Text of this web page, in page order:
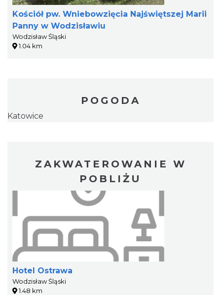
Kościół pw. Wniebowzięcia Najświętszej Marii
Panny w Wodzisławiu
Wodzisław Śląski
1.04 km
POGODA
Katowice
ZAKWATEROWANIE W
POBLIŻU
Hotel Ostrawa
Wodzisław Śląski
1.48 km